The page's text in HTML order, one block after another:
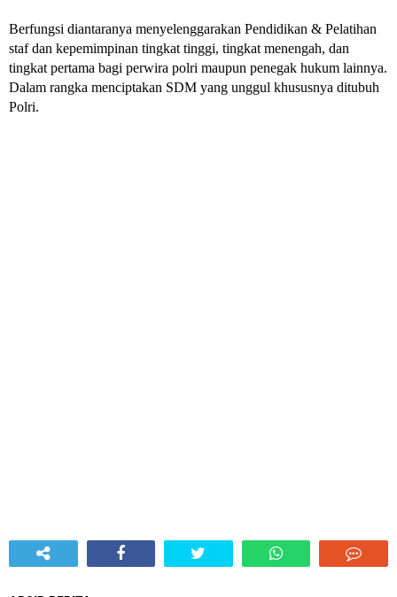
Berfungsi diantaranya menyelenggarakan Pendidikan & Pelatihan
staf dan kepemimpinan tingkat tinggi, tingkat menengah, dan
tingkat pertama bagi perwira polri maupun penegak hukum lainnya.
Dalam rangka menciptakan SDM yang unggul khususnya ditubuh
Polri.